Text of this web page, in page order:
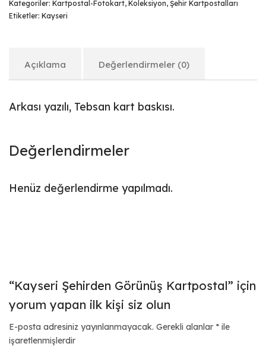
Kategoriler: Kartpostal-Fotokart, Koleksiyon, Şehir Kartpostalları
Etiketler: Kayseri
Açıklama Değerlendirmeler (0)
Arkası yazılı, Tebsan kart baskısı.
Değerlendirmeler
Henüz değerlendirme yapılmadı.
“Kayseri Şehirden Görünüş Kartpostal” için
yorum yapan ilk kişi siz olun
E-posta adresiniz yayınlanmayacak. Gerekli alanlar * ile
işaretlenmişlerdir